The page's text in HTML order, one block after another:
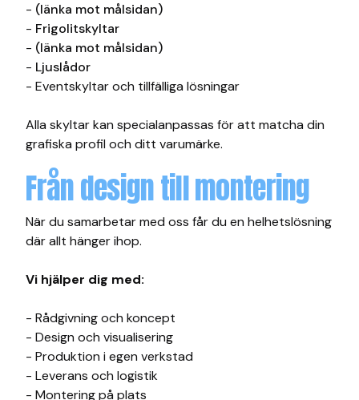
- (länka mot målsidan)
- Frigolitskyltar
- (länka mot målsidan)
- Ljuslådor
- Eventskyltar och tillfälliga lösningar
Alla skyltar kan specialanpassas för att matcha din
grafiska profil och ditt varumärke.
Från design till montering
När du samarbetar med oss får du en helhetslösning
där allt hänger ihop.
Vi hjälper dig med:
- Rådgivning och koncept
- Design och visualisering
- Produktion i egen verkstad
- Leverans och logistik
- Montering på plats